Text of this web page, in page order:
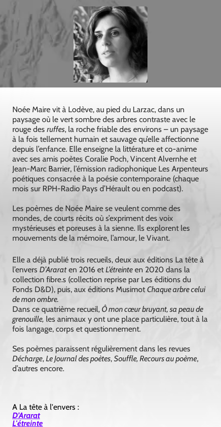
Noée Maire vit à Lodève, au pied du Larzac, dans un
paysage où le vert sombre des arbres contraste avec le
rouge des ruffes, la roche friable des environs – un paysage
à la fois tellement humain et sauvage qu’elle affectionne
depuis l’enfance. Elle enseigne la littérature et co-anime
avec ses amis poètes Coralie Poch, Vincent Alvernhe et
Jean-Marc Barrier, l’émission radiophonique Les Arpenteurs
poétiques consacrée à la poésie contemporaine (chaque
mois sur RPH-Radio Pays d’Hérault ou en podcast).
Les poèmes de Noée Maire se veulent comme des
mondes, de courts récits où s’expriment des voix
mystérieuses et poreuses à la sienne. Ils explorent les
mouvements de la mémoire, l’amour, le Vivant.
Elle a déjà publié trois recueils, deux aux éditions La tête à
l’envers D’Ararat en 2016 et L’étreinte en 2020 dans la
collection fibre.s (collection reprise par Les éditions du
Fonds D&D), puis, aux éditions Musimot Chaque arbre celui
de mon ombre.
Dans ce quatrième recueil, Ômon cœur bruyant, sa peau de
grenouille, les animaux y ont une place particulière, tout à la
fois langage, corps et questionnement.
Ses poèmes paraissent régulièrement dans les revues
Décharge, Le Journal des poètes, Souffle, Recours au poème,
d’autres encore.
A La tête à l'envers :
D’Ararat
L'étreinte